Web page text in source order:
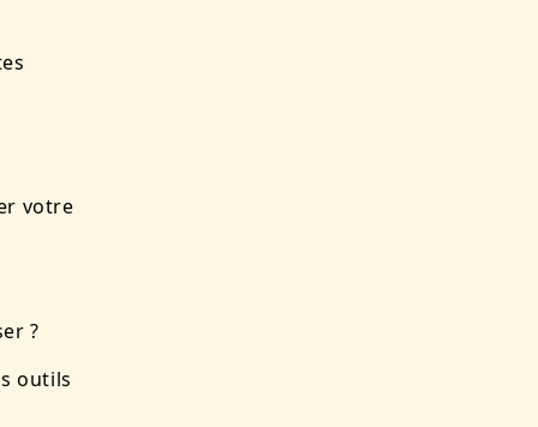
votre
?
outils